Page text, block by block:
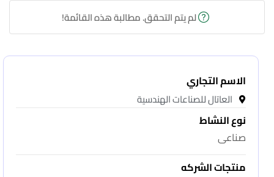
لم يتم التحقق. مطالبة هذه القائمة!
الاسم التجاري
العاتال للصناعات الهندسية
نوع النشاط
صناعى
منتجات الشركه